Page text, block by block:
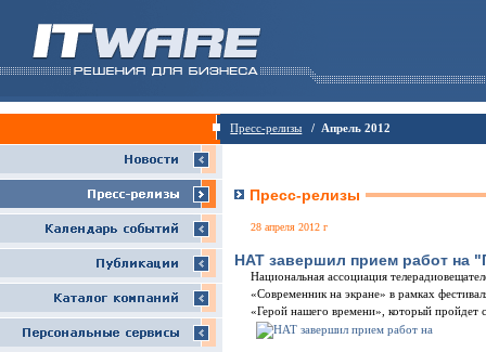
Пресс-релизы / Апрель 2012
Пресс-релизы
28 апреля 2012 г
НАТ завершил прием работ на
Национальная ассоциация
«Современник на экране» в рамках
«Герой нашего времени», который пройдет